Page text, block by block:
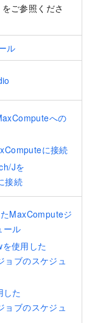
をご参照くださ
ル
への
に接続
Jを
接続
MaxComputeジ
ール
使用した
ブのスケジュ
した
ブのスケジュ